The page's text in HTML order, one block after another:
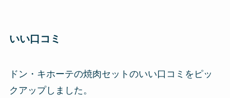
いい口コミ
ドン・キホーテの焼肉セットのいい口コミをピッ
クアップしました。